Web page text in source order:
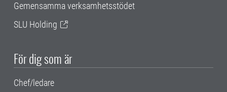
Gemensamma verksamhetsstödet
SLU Holding
För dig som är
Chef/ledare